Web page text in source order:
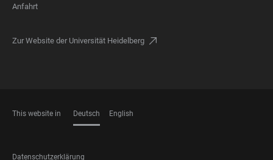
Anfahrt
Zur Website der Universität Heidelberg
This website in Deutsch English
Datenschutzerklärung